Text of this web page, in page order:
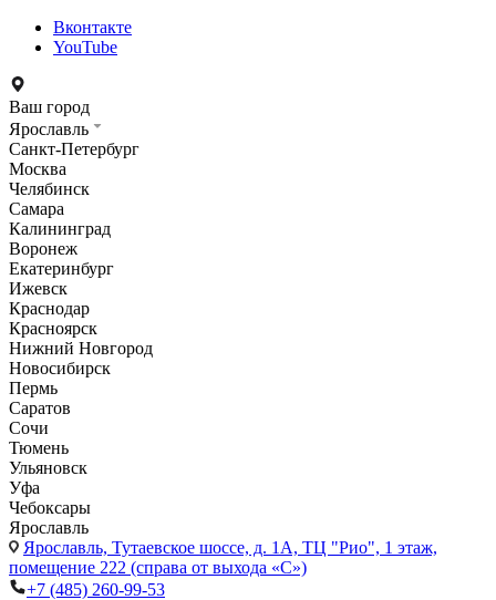
Вконтакте
YouTube
Ваш город
Ярославль
Санкт-Петербург
Москва
Челябинск
Самара
Калининград
Воронеж
Екатеринбург
Ижевск
Краснодар
Красноярск
Нижний Новгород
Новосибирск
Пермь
Саратов
Сочи
Тюмень
Ульяновск
Уфа
Чебоксары
Ярославль
Ярославль, Тутаевское шоссе, д. 1А, ТЦ "Рио", 1 этаж,
помещение 222 (справа от выхода «С»)
+7 (485) 260-99-53